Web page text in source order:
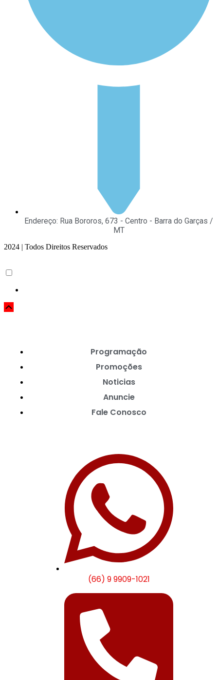
Endereço: Rua Bororos, 673 - Centro - Barra do Garças /
MT
2024 | Todos Direitos Reservados
Programação
Promoções
Noticias
Anuncie
Fale Conosco
(66) 9 9909-1021